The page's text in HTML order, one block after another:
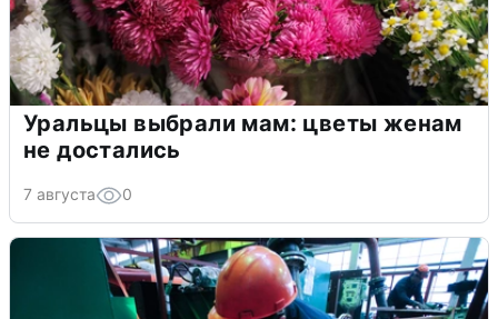
Уральцы выбрали мам: цветы женам
не достались
7 августа 0